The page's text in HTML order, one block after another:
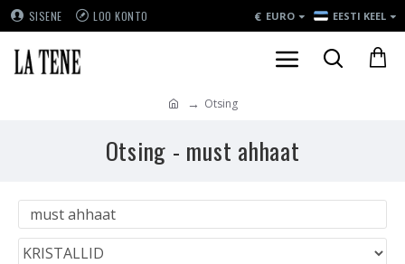
SISENE LOO KONTO € EURO EESTI KEEL
Otsing
Otsing - must ahhaat